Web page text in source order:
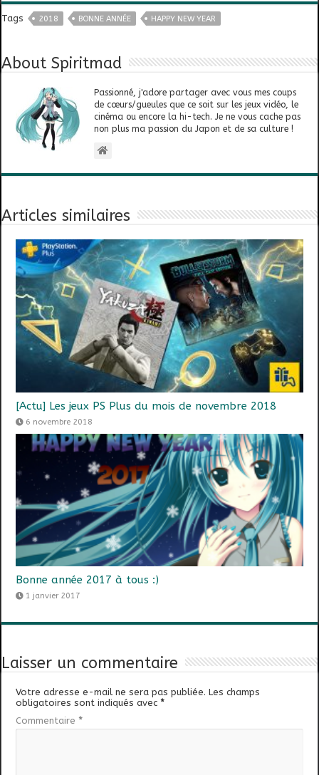
Tags 2018 BONNE ANNÉE HAPPY NEW YEAR
About Spiritmad
Passionné, j'adore partager avec vous mes coups
de cœurs/gueules que ce soit sur les jeux vidéo, le
cinéma ou encore la hi-tech. Je ne vous cache pas
non plus ma passion du Japon et de sa culture !
Articles similaires
[Actu] Les jeux PS Plus du mois de novembre 2018
6 novembre 2018
Bonne année 2017 à tous :)
1 janvier 2017
Laisser un commentaire
Votre adresse e-mail ne sera pas publiée. Les champs
obligatoires sont indiqués avec*
Commentaire *